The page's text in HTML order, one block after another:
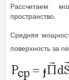
Рассчитаем
пространство.
Средняя
поверхность за